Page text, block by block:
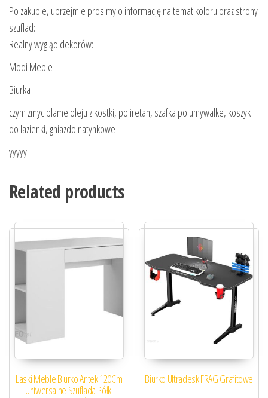
Po zakupie, uprzejmie prosimy o informację na temat koloru oraz strony
szuflad:
Realny wygląd dekorów:
Modi Meble
Biurka
czym zmyc plame oleju z kostki, poliretan, szafka po umywalke, koszyk
do lazienki, gniazdo natynkowe
yyyyy
Related products
Laski Meble Biurko Antek 120Cm
Uniwersalne Szuflada Półki
Biurko Ultradesk FRAG Grafitowe